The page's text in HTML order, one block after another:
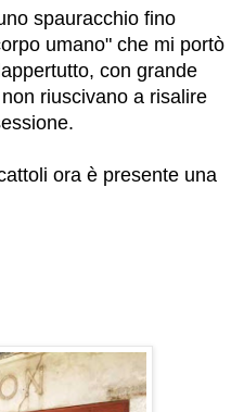
spauracchio fino
umano" che mi portò
con grande
riuscivano a risalire
ora è presente una